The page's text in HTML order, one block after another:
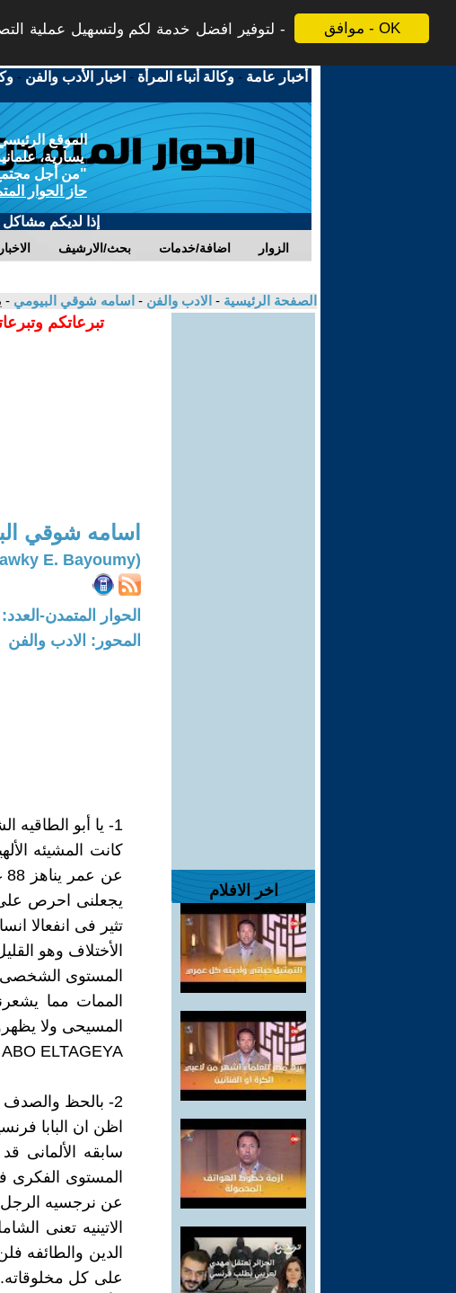
موافق - OK
لتوفير افضل خدمة لكم ولتسهيل عملية
أخبار عامة -وكالة أنباء المرأة - اخبار الأدب والفن -
الموقع
يسارية،
"من أجل مجتمع
حاز الحوار
إذا لديكم مشاكل
الاخبار بحث/الارشيف اضافة/خدمات الزوار
الصفحة الرئيسية - الادب والفن - اسامه شوقي البيومي -
اخر الافلام
تبرعاتكم
اسامه شوقي
(Osama Shawky E. Bayoumy)
الحوار المتمدن-العدد: 8320 - 2025 / 4 / 22 - 00:30
المحور: الادب والفن
1- يا أبو الطاقيه الشبيكه
كانت المشيئه
يجعلنى احرص على
تثير فى انفعالا
الأختلاف وهو
المستوى الشخصى
الممات مما
المسيحى ولا
ABO ELTAGEYA - ابو الطاقية
2- بالحظ والصدف
اظن ان البابا
سابقه الألمانى
المستوى الفكرى
عن نرجسيه الرجل
الاتينيه تعنى
الدين والطائفه
على كل